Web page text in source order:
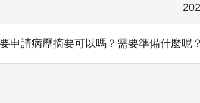
申請病歷摘要可以嗎？需要準備什麼呢